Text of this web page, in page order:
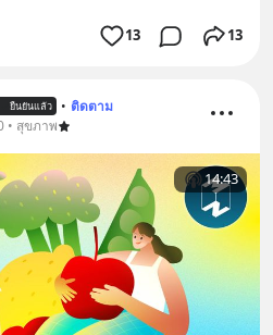
13 13
ยืนยันแล้ว • ติดตาม
• สุขภาพ
14:43